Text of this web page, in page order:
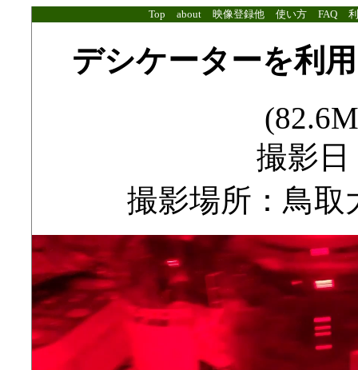
Top about 映像登録他 使い方 FAQ
デシケーターを利
撮影日
撮影場所：鳥取